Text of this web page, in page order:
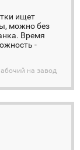
ищет
можно без
Время
-
на завод